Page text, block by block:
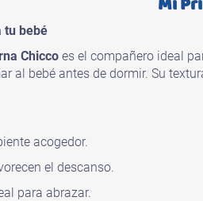
tu bebé
Chicco es el compañero ideal
al bebé antes de dormir. Su
acogedor.
el descanso.
para abrazar.